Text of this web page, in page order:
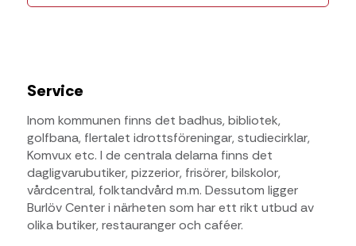
Service
Inom kommunen finns det badhus, bibliotek,
golfbana, flertalet idrottsföreningar, studiecirklar,
Komvux etc. I de centrala delarna finns det
dagligvarubutiker, pizzerior, frisörer, bilskolor,
vårdcentral, folktandvård m.m. Dessutom ligger
Burlöv Center i närheten som har ett rikt utbud av
olika butiker, restauranger och caféer.